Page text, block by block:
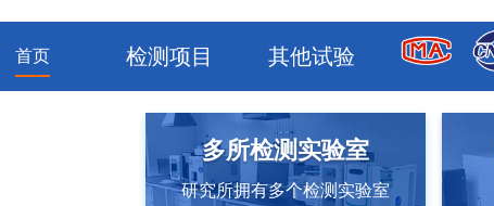
首页 检测项目 其他试验
多所检测实验室
研究所拥有多个检测实验室